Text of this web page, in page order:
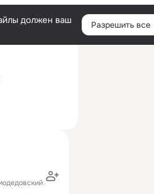
Войти
должен ваш
Разрешить все
институт
район)